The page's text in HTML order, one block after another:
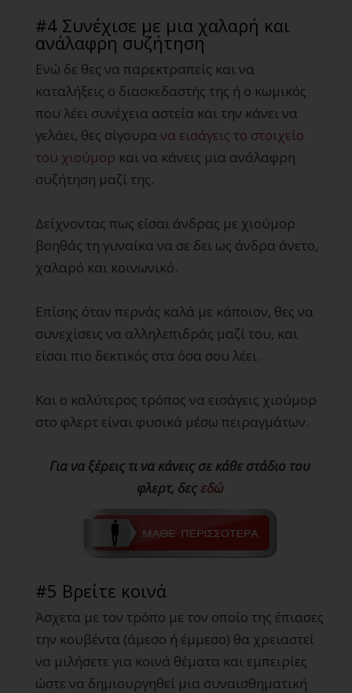
#4 Συνέχισε με μια χαλαρή και
ανάλαφρη συζήτηση
Ενώ δε θες να παρεκτραπείς και να
καταλήξεις ο διασκεδαστής της ή ο κωμικός
που λέει συνέχεια αστεία και την κάνει να
γελάει, θες σίγουρα να εισάγεις το στοιχείο
του χιούμορ και να κάνεις μια ανάλαφρη
συζήτηση μαζί της.
Δείχνοντας πως είσαι άνδρας με χιούμορ
βοηθάς τη γυναίκα να σε δει ως άνδρα άνετο,
χαλαρό και κοινωνικό.
Επίσης όταν περνάς καλά με κάποιον, θες να
συνεχίσεις να αλληλεπιδράς μαζί του, και
είσαι πιο δεκτικός στα όσα σου λέει.
Και ο καλύτερος τρόπος να εισάγεις χιούμορ
στο φλερτ είναι φυσικά μέσω πειραγμάτων.
Για να ξέρεις τι να κάνεις σε κάθε στάδιο του
φλερτ, δες εδώ
#5 Βρείτε κοινά
Άσχετα με τον τρόπο με τον οποίο της έπιασες
την κουβέντα (άμεσο ή έμμεσο) θα χρειαστεί
να μιλήσετε για κοινά θέματα και εμπειρίες
ώστε να δημιουργηθεί μια συναισθηματική